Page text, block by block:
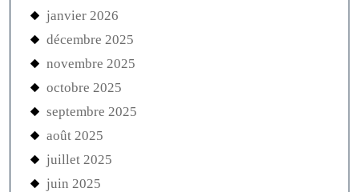
janvier 2026
décembre 2025
novembre 2025
octobre 2025
septembre 2025
août 2025
juillet 2025
juin 2025